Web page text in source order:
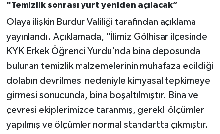
"Temizlik sonrası yurt yeniden açılacak”
Olaya ilişkin Burdur Valiliği tarafından açıklama
yayınlandı. Açıklamada, "İlimiz Gölhisar ilçesinde
KYK Erkek Öğrenci Yurdu'nda bina deposunda
bulunan temizlik malzemelerinin muhafaza edildiği
dolabın devrilmesi nedeniyle kimyasal tepkimeye
girmesi sonucunda, bina boşaltılmıştır. Bina ve
çevresi ekiplerimizce taranmış, gerekli ölçümler
yapılmış ve ölçümler normal standartta çıkmıştır.